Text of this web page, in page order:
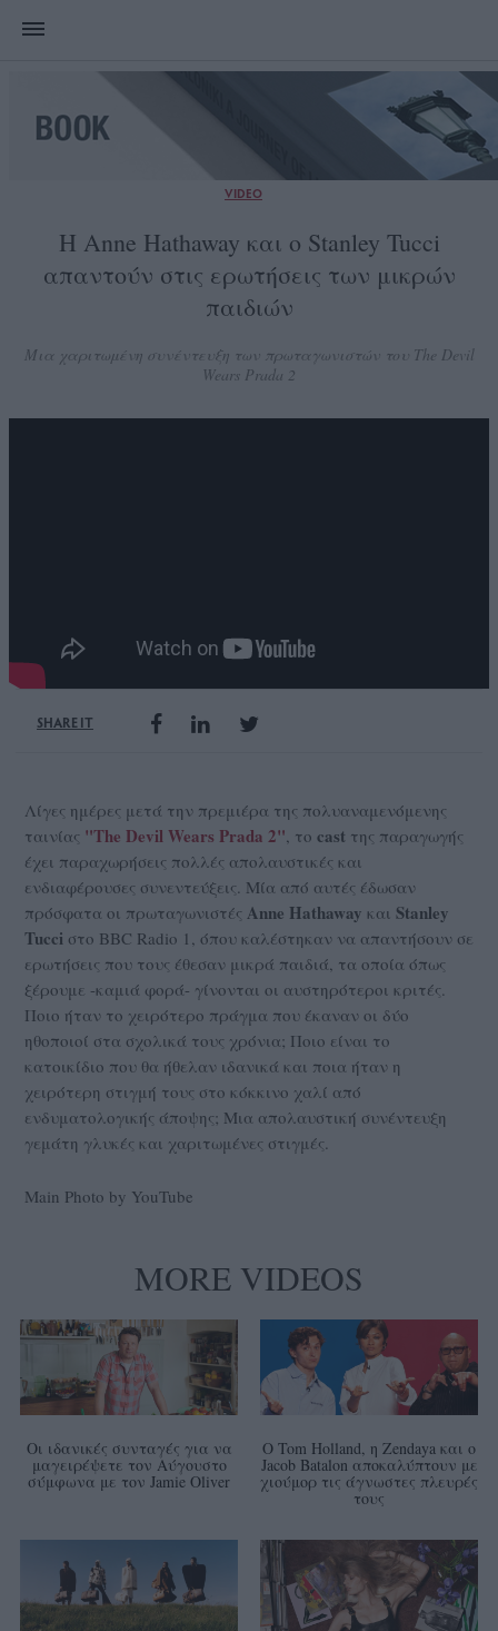
VIDEO
Η Anne Hathaway και ο Stanley Tucci
απαντούν στις ερωτήσεις των μικρών
παιδιών
Μια χαριτωμένη συνέντευξη των πρωταγωνιστών του The Devil
Wears Prada 2
SHARE IT
Λίγες ημέρες μετά την πρεμιέρα της πολυαναμενόμενης
ταινίας "The Devil Wears Prada 2", το cast της παραγωγής
έχει παραχωρήσεις πολλές απολαυστικές και
ενδιαφέρουσες συνεντεύξεις. Μία από αυτές έδωσαν
πρόσφατα οι πρωταγωνιστές Anne Hathaway και Stanley
Tucci στο BBC Radio 1, όπου καλέστηκαν να απαντήσουν σε
ερωτήσεις που τους έθεσαν μικρά παιδιά, τα οποία όπως
ξέρουμε -καμιά φορά- γίνονται οι αυστηρότεροι κριτές.
Ποιο ήταν το χειρότερο πράγμα που έκαναν οι δύο
ηθοποιοί στα σχολικά τους χρόνια; Ποιο είναι το
κατοικίδιο που θα ήθελαν ιδανικά και ποια ήταν η
χειρότερη στιγμή τους στο κόκκινο χαλί από
ενδυματολογικής άποψης; Μια απολαυστική συνέντευξη
γεμάτη γλυκές και χαριτωμένες στιγμές.
Main Photo by YouTube
MORE VIDEOS
Οι ιδανικές συνταγές για να
μαγειρέψετε τον Αύγουστο
σύμφωνα με τον Jamie Oliver
Ο Tom Holland, η Zendaya και ο
Jacob Batalon αποκαλύπτουν με
χιούμορ τις άγνωστες πλευρές
τους